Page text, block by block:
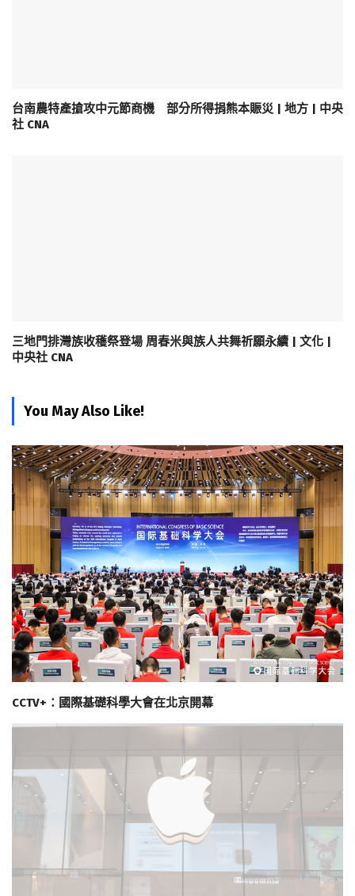
台南農特產搶攻中元節商機 部分所得捐熊本賑災 | 地方 | 中央
社 CNA
三地門排灣族收穫祭登場 周春米與族人共舞祈願永續 | 文化 |
中央社 CNA
You May Also Like!
CCTV+：國際基礎科學大會在北京開幕